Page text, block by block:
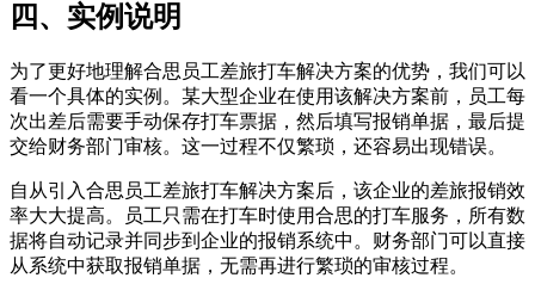
四、实例说明
为了更好地理解合思员工差旅打车解决方案的优势，我们可以
看一个具体的实例。某大型企业在使用该解决方案前，员工每
次出差后需要手动保存打车票据，然后填写报销单据，最后提
交给财务部门审核。这一过程不仅繁琐，还容易出现错误。
自从引入合思员工差旅打车解决方案后，该企业的差旅报销效
率大大提高。员工只需在打车时使用合思的打车服务，所有数
据将自动记录并同步到企业的报销系统中。财务部门可以直接
从系统中获取报销单据，无需再进行繁琐的审核过程。